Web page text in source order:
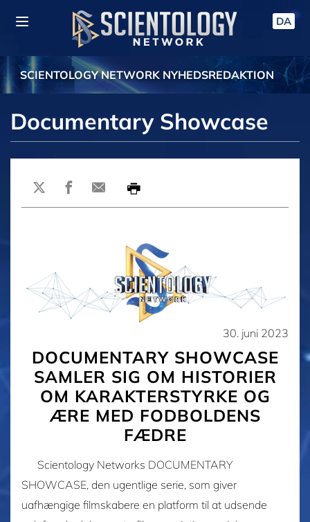
DA
SCIENTOLOGY NETWORK NYHEDSREDAKTION
Documentary Showcase
30. juni 2023
DOCUMENTARY SHOWCASE
SAMLER SIG OM HISTORIER
OM KARAKTERSTYRKE OG
ÆRE MED FODBOLDENS
FÆDRE
Scientology Networks DOCUMENTARY
SHOWCASE, den ugentlige serie, som giver
uafhængige filmskabere en platform til at udsende